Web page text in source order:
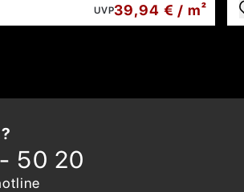
UVP39,94 € / m²
50 20